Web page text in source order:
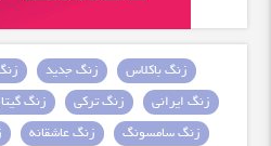
زنگ باکلاس زنگ جدید
زنگ ایرانی
زنگ ترکی زنگ
زنگ سامسونگ
زنگ عاشقانه